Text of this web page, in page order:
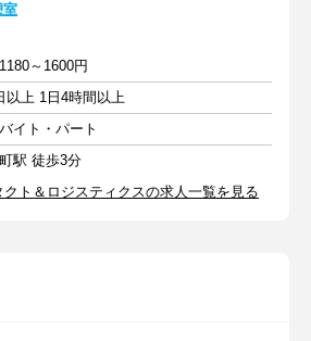
室
～1600円
以上 1日4時間以上
イト・パート
駅 徒歩3分
ト＆ロジスティクスの求人一覧を見る